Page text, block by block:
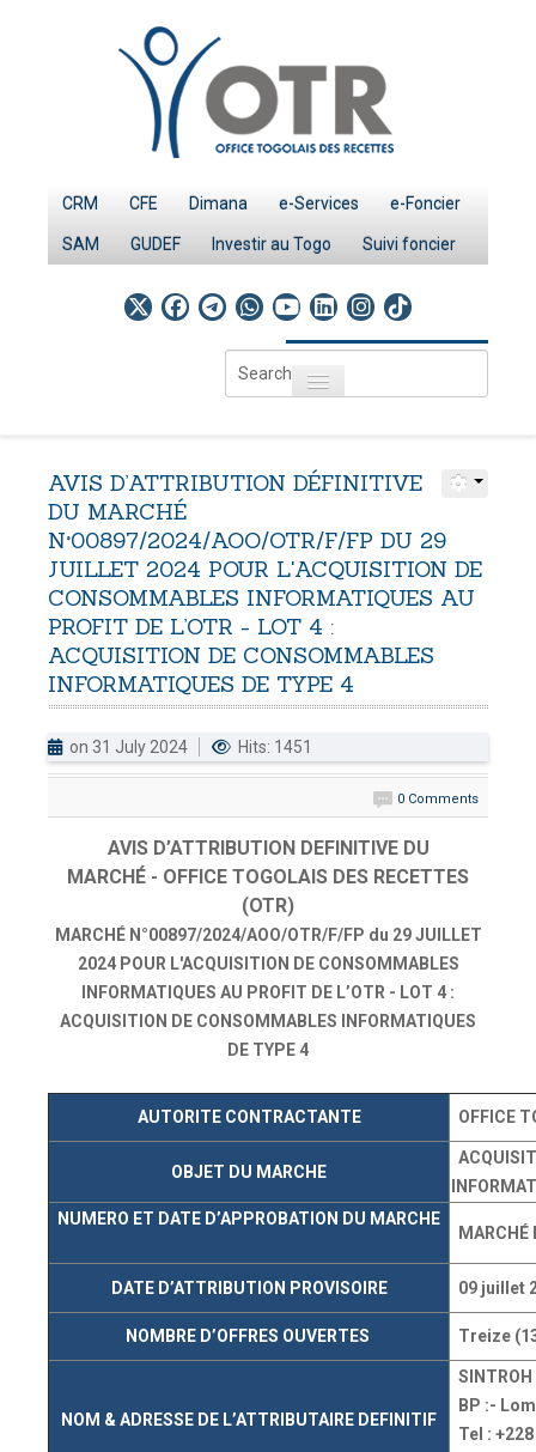
CRM CFE Dimana e-Services e-Foncier
SAM GUDEF Investir au Togo Suivi foncier
Search
...
Toggle navigation
Le système fiscal
DOUANES
Douane Togolaise
ACTUALITES
Toute l'actualité!
Contactez OTR
AVIS D’ATTRIBUTION DÉFINITIVE
DU MARCHÉ
N°00897/2024/AOO/OTR/F/FP DU 29
JUILLET 2024 POUR L'ACQUISITION DE
CONSOMMABLES INFORMATIQUES AU
PROFIT DE L’OTR - LOT 4 :
ACQUISITION DE CONSOMMABLES
INFORMATIQUES DE TYPE 4
on 31 July 2024 Hits: 1451
0 Comments
AVIS D’ATTRIBUTION DEFINITIVE DU
MARCHÉ - OFFICE TOGOLAIS DES RECETTES
(OTR)
MARCHÉ N°00897/2024/AOO/OTR/F/FP du 29 JUILLET
2024 POUR L'ACQUISITION DE CONSOMMABLES
INFORMATIQUES AU PROFIT DE L’OTR - LOT 4 :
ACQUISITION DE CONSOMMABLES INFORMATIQUES
DE TYPE 4
AUTORITE CONTRACTANTE OFFICE
OBJET DU MARCHE
NUMERO ET DATE D’APPROBATION DU MARCHE
DATE D’ATTRIBUTION PROVISOIRE 09 juillet
NOMBRE D’OFFRES OUVERTES Treize
NOM & ADRESSE DE L’ATTRIBUTAIRE DEFINITIF
BP :-
Tel :